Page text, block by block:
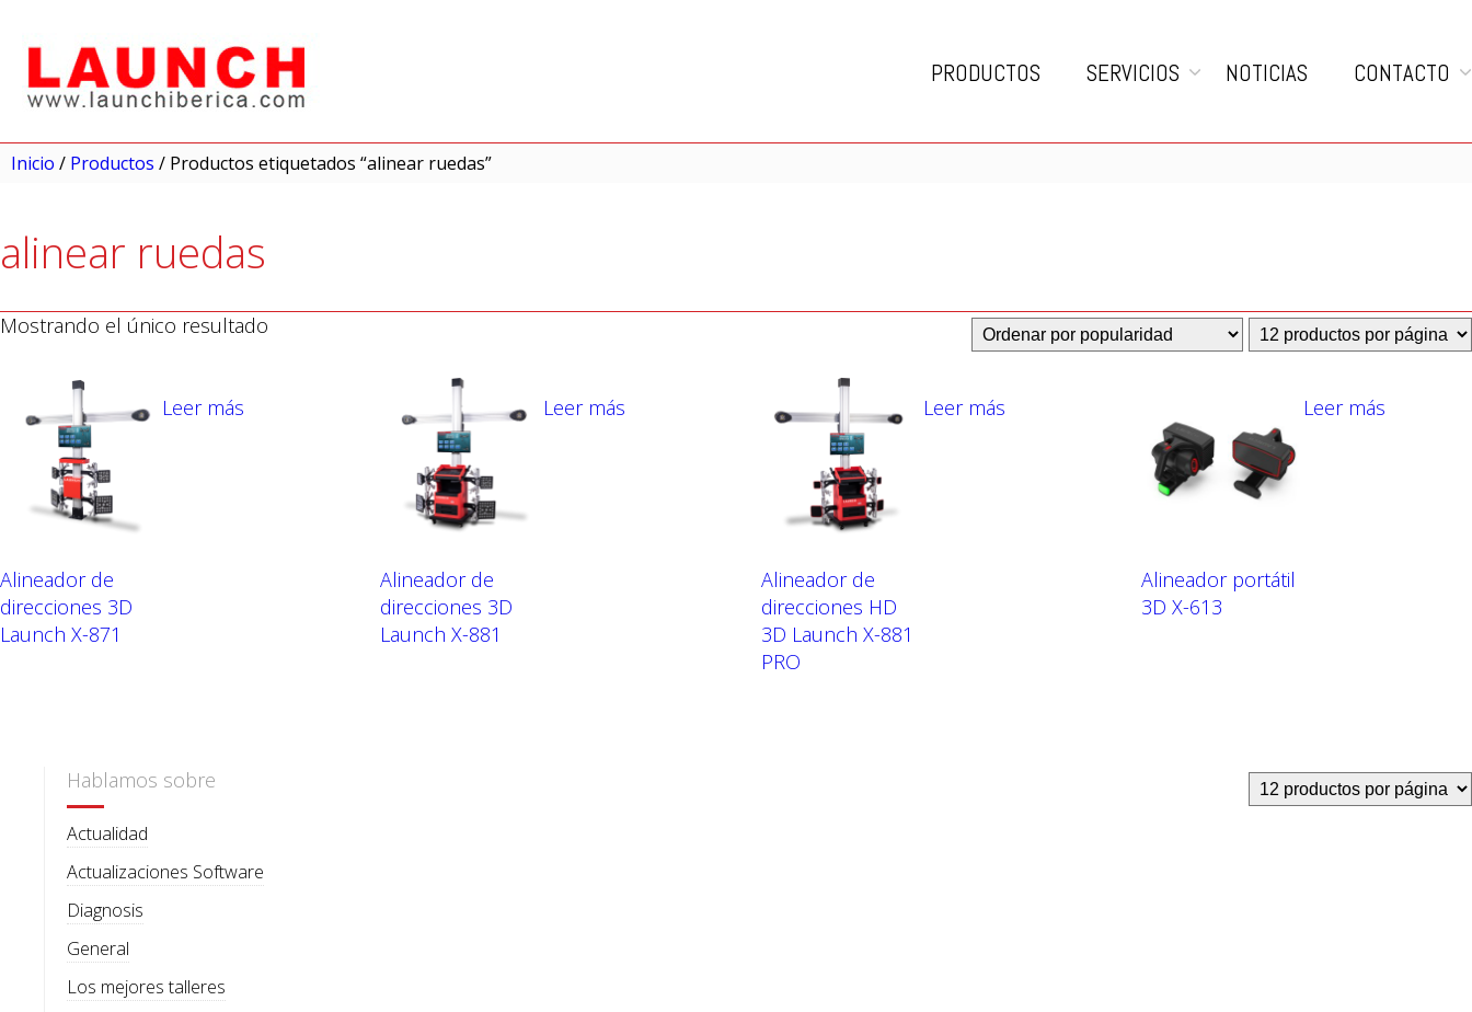
PRODUCTOS SERVICIOS NOTICIAS CONTACTO
Inicio / Productos / Productos etiquetados “alinear ruedas”
alinear ruedas
Mostrando el único resultado
Alineador de
direcciones 3D
Launch X-871
Leer más
Alineador de
direcciones 3D
Launch X-881
Leer más
Alineador de
direcciones HD
3D Launch X-881
PRO
Leer más
Alineador portátil
3D X-613
Leer más
Hablamos sobre
Actualidad
Actualizaciones Software
Diagnosis
General
Los mejores talleres